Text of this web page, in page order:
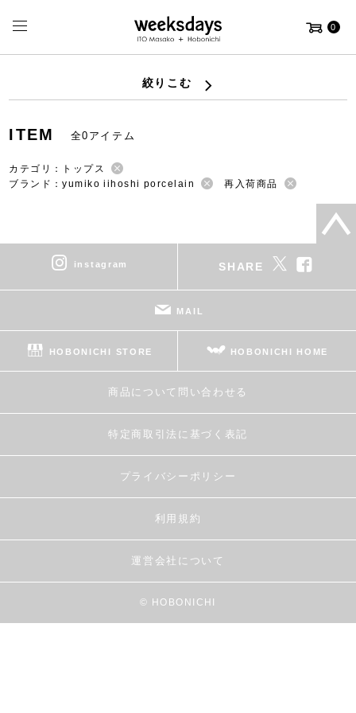
0
絞りこむ
ITEM 全0アイテム
カテゴリ：トップス
ブランド：yumiko iihoshi porcelain
再入荷商品
instagram SHARE
MAIL
HOBONICHI STORE HOBONICHI HOME
商品について問い合わせる
特定商取引法に基づく表記
プライバシーポリシー
利用規約
運営会社について
© HOBONICHI